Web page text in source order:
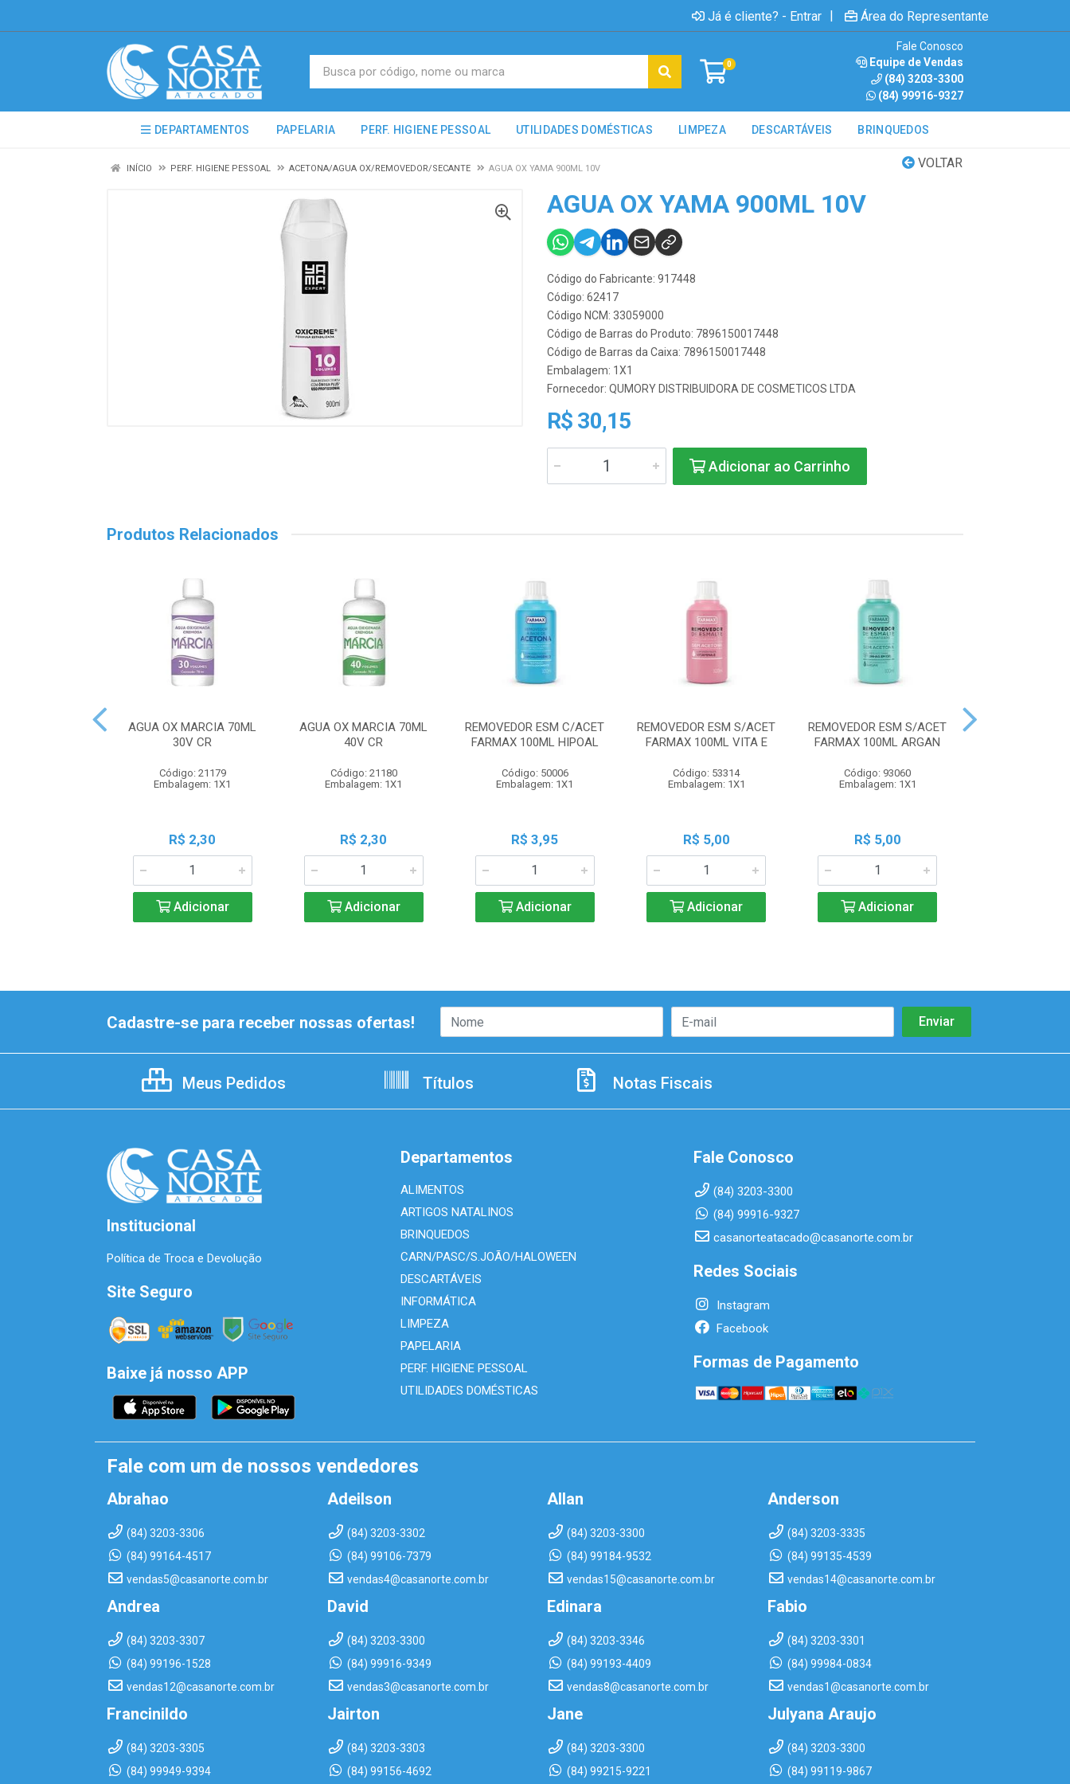
Já é cliente? - Entrar | Área do Representante
0
Fale Conosco
Equipe de Vendas
(84) 3203-3300
(84) 99916-9327
DEPARTAMENTOS PAPELARIA PERF. HIGIENE PESSOAL UTILIDADES DOMÉSTICAS LIMPEZA DESCARTÁVEIS BRINQUEDOS
VOLTAR
INÍCIO PERF. HIGIENE PESSOAL ACETONA/AGUA OX/REMOVEDOR/SECANTE AGUA OX YAMA 900ML 10V
AGUA OX YAMA 900ML 10V
Código do Fabricante: 917448
Código: 62417
Código NCM: 33059000
Código de Barras do Produto: 7896150017448
Código de Barras da Caixa: 7896150017448
Embalagem: 1X1
Fornecedor: QUMORY DISTRIBUIDORA DE COSMETICOS LTDA
R$ 30,15
Adicionar ao Carrinho
Produtos Relacionados
AGUA OX MARCIA 70ML
30V CR
Código: 21179
Embalagem: 1X1
R$ 2,30
Adicionar
AGUA OX MARCIA 70ML
40V CR
Código: 21180
Embalagem: 1X1
R$ 2,30
Adicionar
REMOVEDOR ESM C/ACET
FARMAX 100ML HIPOAL
Código: 50006
Embalagem: 1X1
R$ 3,95
Adicionar
REMOVEDOR ESM S/ACET
FARMAX 100ML VITA E
Código: 53314
Embalagem: 1X1
R$ 5,00
Adicionar
REMOVEDOR ESM S/ACET
FARMAX 100ML ARGAN
Código: 93060
Embalagem: 1X1
R$ 5,00
Adicionar
Cadastre-se para receber nossas ofertas!
Meus Pedidos Títulos Notas Fiscais
Institucional
Política de Troca e Devolução
Site Seguro
Baixe já nosso APP
Departamentos
ALIMENTOS
ARTIGOS NATALINOS
BRINQUEDOS
CARN/PASC/S.JOÃO/HALOWEEN
DESCARTÁVEIS
INFORMÁTICA
LIMPEZA
PAPELARIA
PERF. HIGIENE PESSOAL
UTILIDADES DOMÉSTICAS
Fale Conosco
(84) 3203-3300
(84) 99916-9327
casanorteatacado@casanorte.com.br
Redes Sociais
Instagram
Facebook
Formas de Pagamento
Fale com um de nossos vendedores
Abrahao
(84) 3203-3306
(84) 99164-4517
vendas5@casanorte.com.br
Adeilson
(84) 3203-3302
(84) 99106-7379
vendas4@casanorte.com.br
Allan
(84) 3203-3300
(84) 99184-9532
vendas15@casanorte.com.br
Anderson
(84) 3203-3335
(84) 99135-4539
vendas14@casanorte.com.br
Andrea
(84) 3203-3307
(84) 99196-1528
vendas12@casanorte.com.br
David
(84) 3203-3300
(84) 99916-9349
vendas3@casanorte.com.br
Edinara
(84) 3203-3346
(84) 99193-4409
vendas8@casanorte.com.br
Fabio
(84) 3203-3301
(84) 99984-0834
vendas1@casanorte.com.br
Francinildo
(84) 3203-3305
(84) 99949-9394
Jairton
(84) 3203-3303
(84) 99156-4692
Jane
(84) 3203-3300
(84) 99215-9221
Julyana Araujo
(84) 3203-3300
(84) 99119-9867